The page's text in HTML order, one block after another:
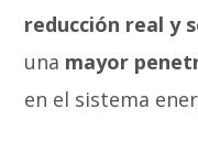
reducción real y
una mayor
en el sistema